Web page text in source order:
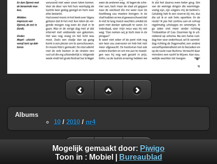
Albums
10 / 2010 / nr4
Mogelijk gemaakt door: Piwigo
Toon in : Mobiel Bureaublad